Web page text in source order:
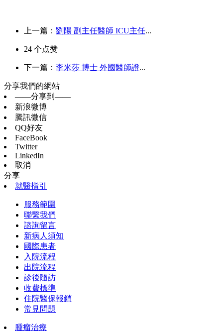
上一篇： 劉陽 副主任醫師 ICU主任...
24 个点赞
下一篇： 李米莎 博士 外國醫師證...
分享我們的網站
——分享到——
新浪微博
騰訊微信
QQ好友
FaceBook
Twitter
LinkedIn
取消
分享
就醫指引
服務範圍
聯繫我們
諮詢留言
新病人須知
國際患者
入院流程
出院流程
診後隨訪
收費標準
住院醫保報銷
常見問題
腫瘤治療